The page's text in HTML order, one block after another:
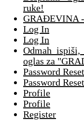
ruke!
GRAĐEVINA
Log In
Log In
Odmah
oglas za
Password Reset
Password Reset
Profile
Profile
Register